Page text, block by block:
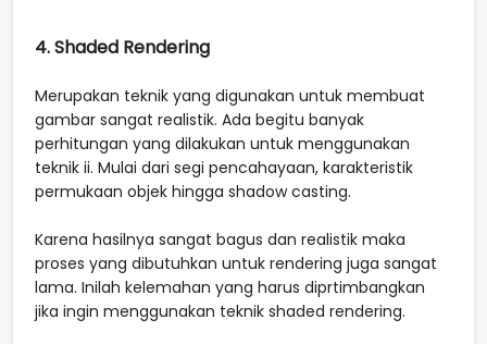
4. Shaded Rendering
Merupakan teknik yang digunakan untuk membuat
gambar sangat realistik. Ada begitu banyak
perhitungan yang dilakukan untuk menggunakan
teknik ii. Mulai dari segi pencahayaan, karakteristik
permukaan objek hingga shadow casting.
Karena hasilnya sangat bagus dan realistik maka
proses yang dibutuhkan untuk rendering juga sangat
lama. Inilah kelemahan yang harus diprtimbangkan
jika ingin menggunakan teknik shaded rendering.